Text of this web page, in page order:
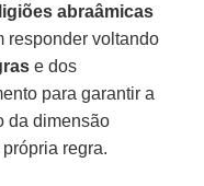
abraâmicas
responder voltando
e dos
para garantir a
da dimensão
regra.